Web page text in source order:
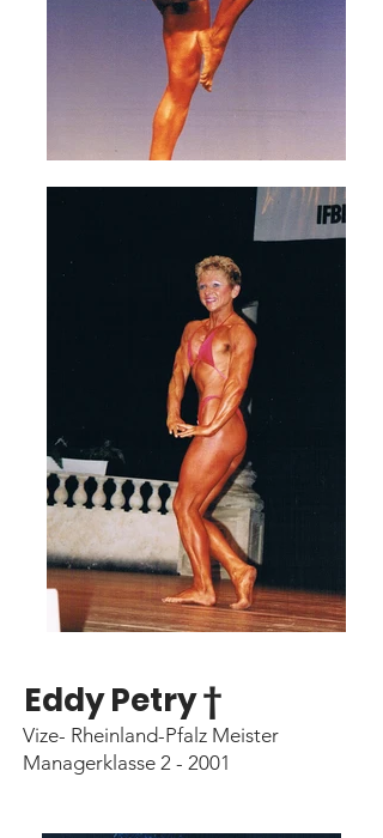
Eddy Petry †
Vize- Rheinland-Pfalz Meister
Managerklasse 2 - 2001